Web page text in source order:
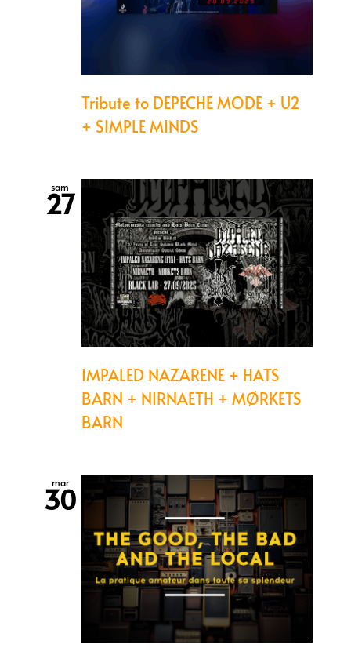
Tribute to DEPECHE MODE + U2
+ SIMPLE MINDS
sam
27
IMPALED NAZARENE + HATS
BARN + NIRNAETH + MØRKETS
BARN
mar
30